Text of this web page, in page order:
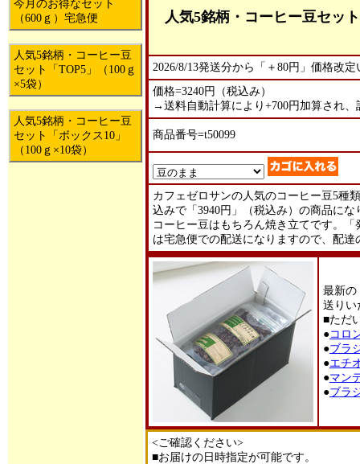
今月のお得なセット
（600ｇ）宅急便
人気5銘柄・コーヒー豆
セット「TOP5」（100ｇ
×5袋）
人気5銘柄・コーヒー豆
セット「ボックス10」
（100ｇ×10袋）
人気5銘柄・コーヒー豆セッ
2026/8/13発送分から「＋80円」価格改
価格=3240円（税込み）
→送料自動計算により+700円加算され、
商品番号=t50099
カフェゼロサンの人気のコーヒー豆5種
込みで「3940円」（税込み）の商品にな
コーヒー豆はもちろん焼き立てです。
は宅急便での配送になりますので、配
最新の
送りい
■ただ
●コロ
●ブラ
●エチ
●マン
●ブラ
<ご確認ください>
■お届けの日時指定が可能です。